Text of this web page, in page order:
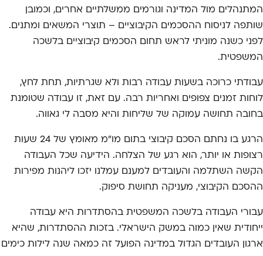
המתנהלים מול המדינה וגורמים ממשלתיים אחרים, וכמובן
שותפה לניסוח ההסכמים הקיבוציים – תוצרי המשאים ומתנים.
לפני כשנה מוניתי לראש תחום הסכמים קיבוציים בלשכה
המשפטית.
עבודתי כרוכה בשעות עבודה רבות ולא שגרתיות, תחת לחץ,
לוחות זמנים צפופים ואחריות רבה. עם זאת, זו עבודה שטומנת
בחובה תחושה עמוקה של שליחות והיא מסבה לי גאווה.
הרגע בו נחתם הסכם קיבוצי בתום מו"מ מאומץ של 24 שעות
רצופות או יותר, הוא רגע של הצלחה. הידיעה שכל העבודה
הקשה השתלמה והעובדים למענם עמלנו יזכו ליהנות מפירות
ההסכם הקיבוצי, מעניקה תחושת סיפוק.
עבורי העבודה בלשכה המשפטית בהסתדרות היא עבודה
ייחודית שאין כמוה במשק הישראלי. בזכות ההסתדרות, שהיא
ארגון העובדים הגדול במדינה הפועל זה כמאה שנה לילות כימים